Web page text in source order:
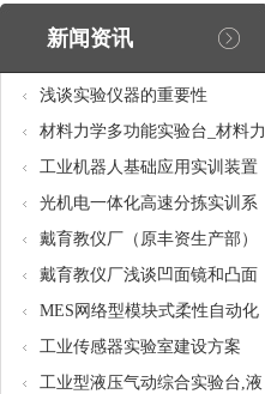
新闻资讯
浅谈实验仪器的重要性
材料力学多功能实验台_材料力
学多功能考核实验实训设备
工业机器人基础应用实训装置
台_工业机器人基础应用实训考
核设备
光机电一体化高速分拣实训系
统_光机电一体化高速分拣实验
实训设备
戴育教仪厂（原丰资生产部）
助力春季高教仪器展
戴育教仪厂浅谈凹面镜和凸面
镜的区别之处
MES网络型模块式柔性自动化
生产线实验系统(八站)_模块柔
性自动化生产线教学实训设备
工业传感器实验室建设方案
工业型液压气动综合实验台,液